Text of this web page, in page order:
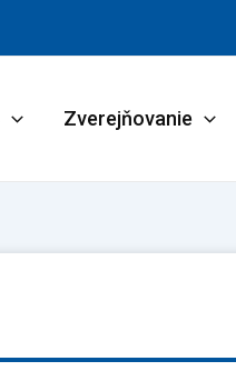
Zverejňovanie